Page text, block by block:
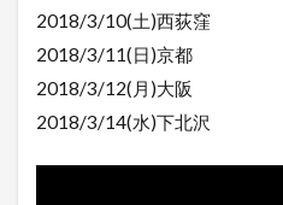
2018/3/10(土)西荻窪
2018/3/11(日)京都
2018/3/12(月)大阪
2018/3/14(水)下北沢